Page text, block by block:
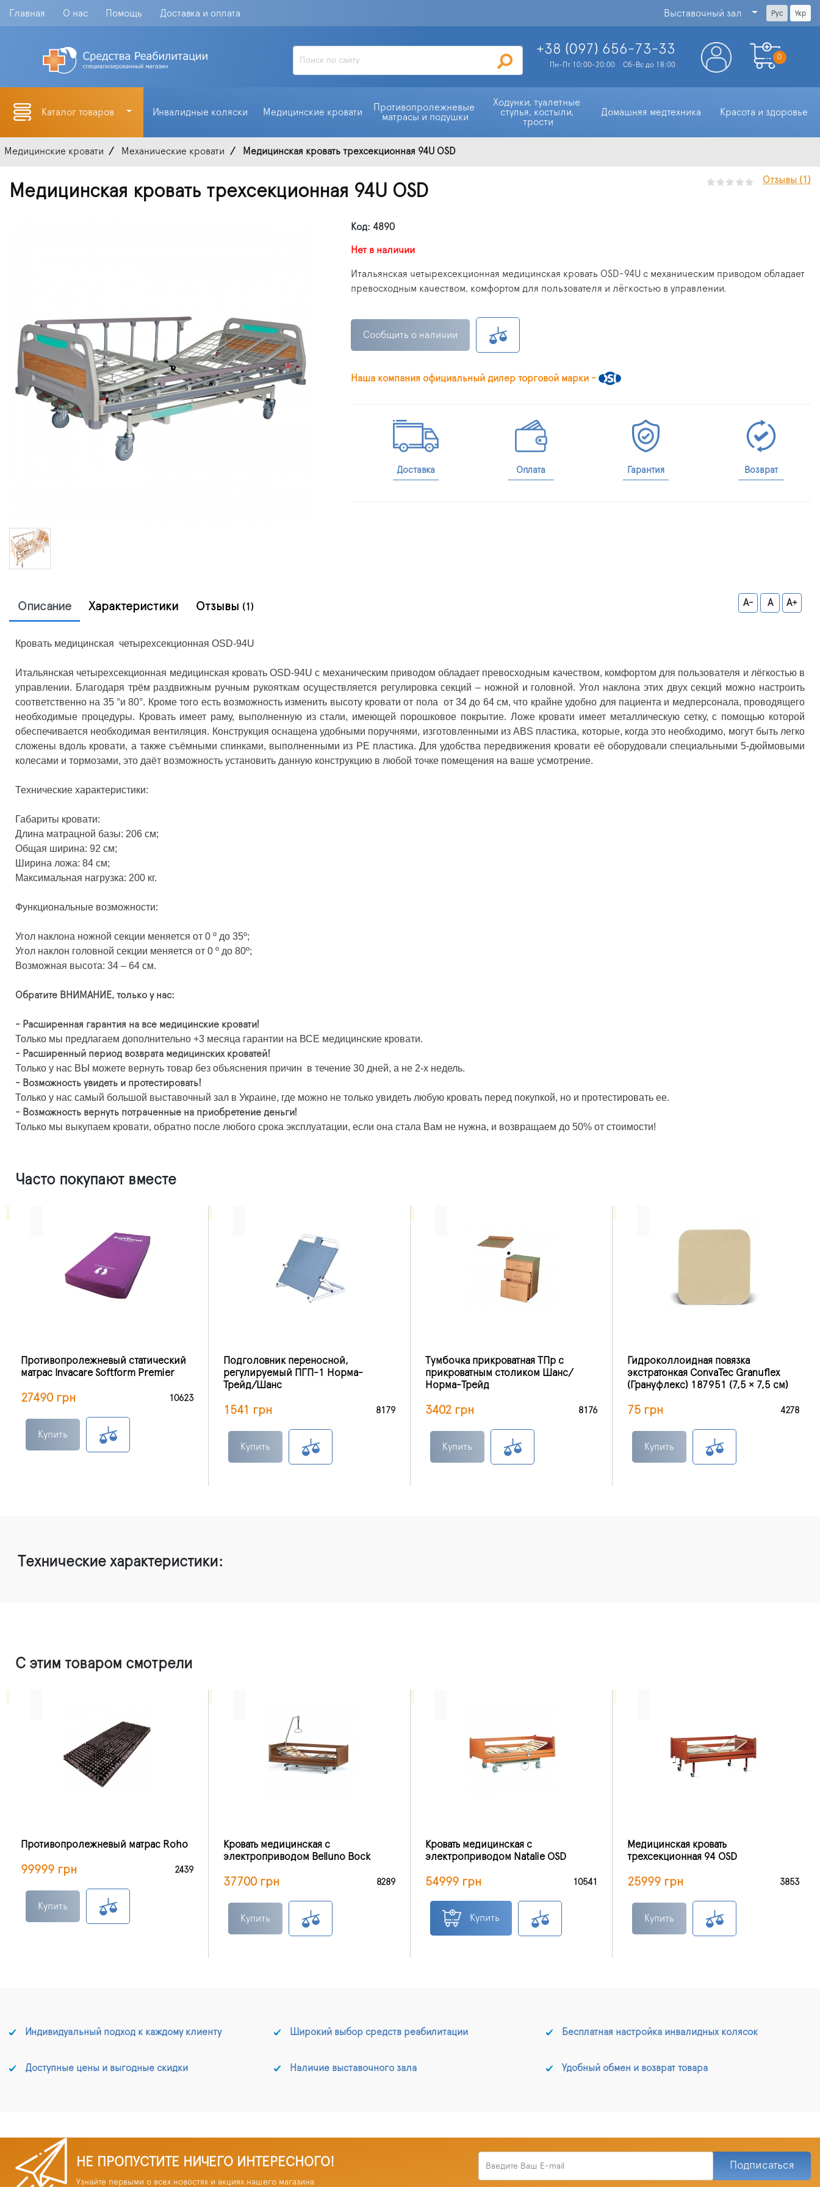
Главная О нас Помощь Доставка и оплата Выставочный зал Рус Укр
+38 (097) 656-73-33
Пн-Пт 10:00-20:00 Сб-Вс до 18:00
0
Каталог товаров Инвалидные коляски Медицинские кровати
Противопролежневые
матрасы и подушки
Ходунки, туалетные
стулья, костыли,
трости
Домашняя медтехника Красота и здоровье
Медицинские кровати Механические кровати Медицинская кровать трехсекционная 94U OSD
Медицинская кровать трехсекционная 94U OSD
Отзывы (1)
Код: 4890
Нет в наличии
Итальянская четырехсекционная медицинская кровать OSD-94U с механическим приводом обладает
превосходным качеством, комфортом для пользователя и лёгкостью в управлении.
Сообщить о наличии
Наша компания официальный дилер торговой марки -
Доставка Оплата Гарантия Возврат
Описание Характеристики Отзывы (1) A- A A+
Кровать медицинская четырехсекционная OSD-94U
Итальянская четырехсекционная медицинская кровать OSD-94U с механическим приводом обладает превосходным качеством, комфортом для пользователя и лёгкостью в
управлении. Благодаря трём раздвижным ручным рукояткам осуществляется регулировка секций – ножной и головной. Угол наклона этих двух секций можно настроить
соответственно на 35 °и 80°. Кроме того есть возможность изменить высоту кровати от пола от 34 до 64 см, что крайне удобно для пациента и медперсонала, проводящего
необходимые процедуры. Кровать имеет раму, выполненную из стали, имеющей порошковое покрытие. Ложе кровати имеет металлическую сетку, с помощью которой
обеспечивается необходимая вентиляция. Конструкция оснащена удобными поручнями, изготовленными из ABS пластика, которые, когда это необходимо, могут быть легко
сложены вдоль кровати, а также съёмными спинками, выполненными из РЕ пластика. Для удобства передвижения кровати её оборудовали специальными 5-дюймовыми
колесами и тормозами, это даёт возможность установить данную конструкцию в любой точке помещения на ваше усмотрение.
Технические характеристики:
Габариты кровати:
Длина матрацной базы: 206 см;
Общая ширина: 92 см;
Ширина ложа: 84 см;
Максимальная нагрузка: 200 кг.
Функциональные возможности:
Угол наклона ножной секции меняется от 0 º до 35º;
Угол наклон головной секции меняется от 0 º до 80º;
Возможная высота: 34 – 64 см.
Обратите ВНИМАНИЕ, только у нас:
- Расширенная гарантия на все медицинские кровати!
Только мы предлагаем дополнительно +3 месяца гарантии на ВСЕ медицинские кровати.
- Расширенный период возврата медицинских кроватей!
Только у нас ВЫ можете вернуть товар без объяснения причин в течение 30 дней, а не 2-х недель.
- Возможность увидеть и протестировать!
Только у нас самый большой выставочный зал в Украине, где можно не только увидеть любую кровать перед покупкой, но и протестировать ее.
- Возможность вернуть потраченные на приобретение деньги!
Только мы выкупаем кровати, обратно после любого срока эксплуатации, если она стала Вам не нужна, и возвращаем до 50% от стоимости!
Часто покупают вместе
Противопролежневый статический
матрас Invacare Softform Premier
27490 грн 10623
Купить
Подголовник переносной,
регулируемый ПГП-1 Норма-
Трейд/Шанс
1541 грн 8179
Купить
Тумбочка прикроватная ТПр с
прикроватным столиком Шанс/
Норма-Трейд
3402 грн 8176
Купить
Гидроколлоидная повязка
экстратонкая ConvaTec Granuflex
(Грануфлекс) 187951 (7,5 × 7,5 см)
75 грн 4278
Купить
Технические характеристики:
С этим товаром смотрели
Противопролежневый матрас Roho
99999 грн 2439
Купить
Кровать медицинская с
электроприводом Belluno Bock
37700 грн 8289
Купить
Кровать медицинская с
электроприводом Natalie OSD
54999 грн 10541
Купить
Медицинская кровать
трехсекционная 94 OSD
25999 грн 3853
Купить
Индивидуальный подход к каждому клиенту Широкий выбор средств реабилитации
Доступные цены и выгодные скидки Наличие выставочного зала
Бесплатная настройка инвалидных колясок
Удобный обмен и возврат товара
НЕ ПРОПУСТИТЕ НИЧЕГО ИНТЕРЕСНОГО!
Узнайте первыми о всех новостях и акциях нашего магазина
Подписаться